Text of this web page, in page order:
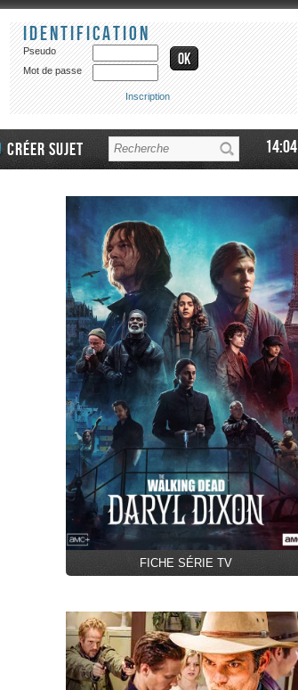
Identification
Pseudo
Mot de passe
Inscription
Créer sujet 14:04
FICHE SÉRIE TV